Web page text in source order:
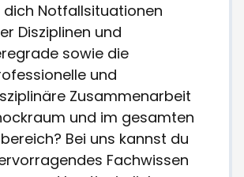
dich Notfallsituationen
Disziplinen und
sowie die
und
Zusammenarbeit
und im gesamten
Bei uns kannst du
Fachwissen